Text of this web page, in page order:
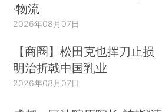
·物流
2026年08月07日
【商圈】松田克也挥刀止损
明治折戟中国乳业
2026年08月07日